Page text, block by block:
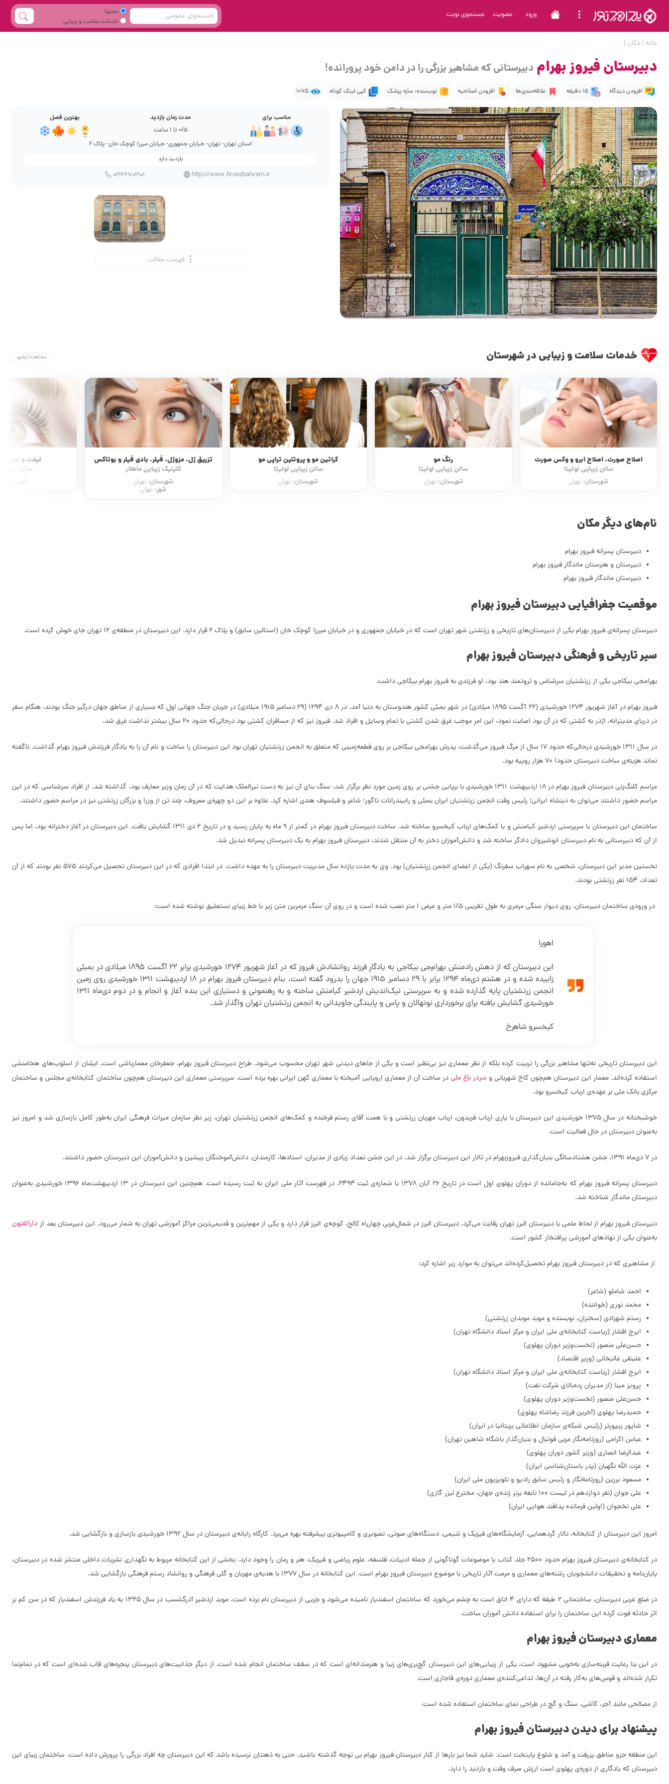
ورود عضویت جستجوی نوبت
محتوا
خدمات سلامت و زیبایی
خانه | مکان |
دبیرستان فیروز بهرام دبیرستانی که مشاهیر بزرگی را در دامن خود پرورانده!
افزودن دیدگاه 15 دقیقه علاقه‌مندی‌ها افزودن اصلاحیه نویسنده: ساره پزشک کپی لینک کوتاه 1075
مناسب برای مدت زمان بازدید
0/5 تا 1 ساعت
بهترین فصل
استان تهران- تهران- خیابان جمهوری- خیابان میرزا کوچک خان- پلاک 2
بازدید دارد
http://www.firoozbahram.ir
02166702101
فهرست مطالب
خدمات سلامت و زیبایی در شهرستان مشاهده آرشیو
رنگ مو
سالن زیبایی لولیتا
شهرستان: تهران
کراتین مو و پروتئین تراپی مو
سالن زیبایی لولیتا
شهرستان: تهران
تزریق ژل، مزوژل، فیلر، بادی فیلر و بوتاکس
کلینیک زیبایی ماهلار
شهرستان: تهران
لیفت و لمینت مژه و ابرو
سالن زیبایی لولیتا
شهرستان: تهران
کلینیک
نام‌های دیگر مکان
دبیرستان پسرانه فیروز بهرام
دبیرستان و هنرستان ماندگار فیروز بهرام
دبیرستان ماندگار فیروز بهرام
موقعیت جغرافیایی دبیرستان فیروز بهرام
دبیرستان پسرانه‌ی فیروز بهرام یکی از دبیرستان‌های تاریخی و زرتشتی شهر تهران است که در خیابان جمهوری و در خیابان میرزا کوچک خان (استالین سابق) و پلاک 2 قرار دارد. این دبیرستان در منطقه‌ی 12 تهران جای خوش کرده است.
سیر تاریخی و فرهنگی دبیرستان فیروز بهرام
بهرامجی بیکاجی یکی از زرتشتیان سرشناس و ثروتمند هند بود، او فرزندی به فیروز بهرام بیکاجی داشت.
فیروز بهرام در آغاز شهریور 1274 خورشیدی (22 آگست 1895 میلادی) در شهر بمبئی کشور هندوستان به دنیا آمد. در 8 دی 1294 (29 دسامبر 1915 میلادی) در جریان جنگ جهانی اول که بسیاری از مناطق جهان درگیر جنگ بودند، هنگام سفر
در دریای مدیترانه، اژدر به کشتی که در آن بود اصابت نمود، این امر موجب غرق شدن کشتی با تمام وسایل و افراد شد. فیروز نیز که از مسافران کشتی بود درحالی‌که حدود 20 سال بیشتر نداشت غرق شد.
در سال 1311 خورشیدی درحالی‌که حدود 17 سال از مرگ فیروز می‌گذشت، پدرش بهرامجی بیکاجی بر روی قطعه‌زمینی که متعلق به انجمن زرتشتیان تهران بود این دبیرستان را ساخت و نام آن را به یادگار فرزندش فیروز بهرام گذاشت. ناگفته
نماند هزینه‌ی ساخت دبیرستان حدودا 70 هزار روپیه بود.
مراسم کلنگ‌زنی دبیرستان فیروز بهرام در 18 اردیبهشت 1311 خورشیدی با برپایی جشنی بر روی زمین مورد نظر برگزار شد. سنگ بنای آن نیز به دست نیرالملک هدایت که در آن زمان وزیر معارف بود، گذاشته شد. از افراد سرشناسی که در این
مراسم حضور داشتند می‌توان به دینشاه ایرانی؛ رئیس وقت انجمن زرتشتیان ایران بمبئی و رابیندرانات تاگور؛ شاعر و فیلسوف هندی اشاره کرد. علاوه بر این دو چهره‌ی معروف، چند تن از وزرا و بزرگان زرتشتی نیز در مراسم حضور داشتند.
ساختمان این دبیرستان با سرپرستی اردشیر کیامنش و با کمک‌های ارباب کیخسرو ساخته شد. ساخت دبیرستان فیروز بهرام در کمتر از 9 ماه به پایان رسید و در تاریخ 2 دی 1311 گشایش یافت. این دبیرستان در آغاز دخترانه بود، اما پس
از آن که دبیرستانی به نام دبیرستان انوشیروان دادگر ساخته شد و دانش‌آموزان دختر به آن منتقل شدند، دبیرستان فیروز بهرام به یک دبیرستان پسرانه تبدیل شد.
نخستین مدیر این دبیرستان، شخصی به نام سهراب سفرنگ (یکی از اعضای انجمن زرتشتیان) بود. وی به مدت یازده سال مدیریت دبیرستان را به عهده داشت. در ابتدا افرادی که در این دبیرستان تحصیل می‌کردند 575 نفر بودند که از آن
تعداد، 154 نفر زرتشتی بودند.
در ورودی ساختمان دبیرستان، روی دیوار سنگی مرمری به طول تقریبی 1/5 متر و عرض 1 متر نصب شده است و در روی آن سنگ مرمرین متن زیر با خط زیبای نستعلیق نوشته شده است:
اهورا
این دبیرستان که از دهش رادمنش بهرام‌جی بیکاجی به یادگارِ فرزند روانشادش فیروز که در آغاز شهریور 1274 خورشیدی برابر 22 آگست 1895 میلادی در بمبئی
زاییده شده و در هشتم دی‌ماه 1294 برابر با 29 دسامبر 1915 جهان را بدرود گفته است، بنام دبیرستان فیروز بهرام در 18 اردیبهشت 1311 خورشیدی روی زمین
انجمن زرتشتیان پایه گذارده شده و به سرپرستی نیک‌اندیش اردشیر کیامنش ساخته و به رهنمونی و دستیاری این بنده آغاز و انجام و در دوم دی‌ماه 1311
خورشیدی گشایش یافته‌ برای برخورداری نونهالان و پاس و پایندگی جاویدانی به انجمن زرتشتیان تهران واگذار شد.
کیخسرو شاهرخ
این دبیرستان تاریخی نه‌تنها مشاهیر بزرگی را تربیت کرده بلکه از نظر معماری نیز بی‌نظیر است و یکی از جاهای دیدنی شهر تهران محسوب می‌شود. طراح دبیرستان فیروز بهرام، جعفرخان معمارباشی است. ایشان از اسلوب‌های هخامنشی
استفاده کرده‌اند. معمار این دبیرستان هم‌چون کاخ شهربانی و سردر باغ ملیدر ساخت آن از معماری اروپایی آمیخته با معماری کهن ایرانی بهره برده است. سرپرستی معماری این دبیرستان هم‌چون ساختمان کتابخانه‌ی مجلس و ساختمان
مرکزی بانک ملی بر عهده‌ی ارباب کیخسرو بود.
خوشبختانه در سال 1375 خورشیدی این دبیرستان با یاری ارباب فریدون، ارباب مهربان زرتشتی و با همت آقای رستم فرخنده و کمک‌های انجمن زرتشتیان تهران، زیر نظر سازمان میراث فرهنگی ایران به‌طور کامل بازسازی شد و امروز نیز
به‌عنوان دبیرستان در حال فعالیت است.
در 7 دی‌ماه 1391، جشن هشتادسالگی بنیان‌گذاری فیروزبهرام در تالار این دبیرستان برگزار شد. در این جشن تعداد زیادی از مدیران، استادها، کارمندان، دانش‌آموختگان پیشین و دانش‌آموزان این دبیرستان حضور داشتند.
دبیرستان پسرانه فیروز بهرام که به‌جامانده از دوران پهلوی اول است در تاریخ 26 آبان 1378 با شماره‌ی ثبت 2494، در فهرست آثار ملی ایران به ثبت رسیده است. هم‌چنین این دبیرستان در 13 اردیبهشت‌ماه 1396 خورشیدی به‌عنوان
دبیرستان ماندگار شناخته شد.
دبیرستان فیروز بهرام از لحاظ علمی با دبیرستان البرز تهران رقابت می‌کرد. دبیرستان البرز در شمال‌غربی چهارراه کالج، کوچه‌ی البرز قرار دارد و یکی از مهم‌ترین و قدیمی‌ترین مراکز آموزشی تهران به شمار می‌رود. این دبیرستان بعد از دارالفنون
به‌عنوان یکی از نهادهای آموزشی پرافتخار کشور است.
از مشاهیری که در دبیرستان فیروز بهرام تحصیل‌کرده‌اند می‌توان به موارد زیر اشاره کرد:
احمد شاملو (شاعر)
محمد نوری (خواننده)
رستم شهزادی (سخنران، نویسنده و موبد موبدان زرتشتی)
ایرج افشار (ریاست کتابخانه‌ی ملی ایران و مرکز اسناد دانشگاه تهران)
حسن‌علی منصور (نخست‌وزیر دوران پهلوی)
علینقی عالیخانی (وزیر اقتصاد)
ایرج افشار (ریاست کتابخانه‌ی ملی ایران و مرکز اسناد دانشگاه تهران)
پرویز مینا (از مدیران رده‌بالای شرکت نفت)
حسن‌علی منصور (نخست‌وزیر دوران پهلوی)
حمیدرضا پهلوی (آخرین فرزند رضاشاه پهلوی)
شاپور ریپورتر (رئیس شبکه‌ی سازمان اطلاعاتی بریتانیا در ایران)
عباس اکرامی (روزنامه‌نگار مربی فوتبال و بنیان‌گذار باشگاه شاهین تهران)
عبدالرضا انصاری (وزیر کشور دوران پهلوی)
عزت الله نگهبان (پدر باستان‌شناسی ایران)
مسعود برزین (روزنامه‌نگار و رئیس سابق رادیو و تلویزیون ملی ایران)
علی جوان (نفر دوازدهم در لیست 100 نابغه برتر زنده‌ی جهان، مخترع لیزر گازی)
علی نخجوان (اولین فرمانده پدافند هوایی ایران)
امروز این دبیرستان از کتابخانه، تالار گردهمایی، آزمایشگاه‌های فیزیک و شیمی، دستگاه‌های صوتی، تصویری و کامپیوتری پیشرفته بهره می‌برد. کارگاه رایانه‌ی دبیرستان در سال 1392 خورشیدی بازسازی و بازگشایی شد.
در کتابخانه‌ی دبیرستان فیروز بهرام حدود 2500 جلد کتاب با موضوعات گوناگونی از جمله ادبیات، فلسفه، علوم ریاضی و فیزیک، هنر و رمان را وجود دارد. بخشی از این کتابخانه مربوط به نگهداری نشریات داخلی منتشر شده در دبیرستان،
پایان‌نامه و تحقیقات دانشجویان رشته‌های معماری و مرمت آثار تاریخی با موضوع دبیرستان فیروز بهرام است. این کتابخانه در سال 1377 با هدیه‌ی مهربان و گلی فرهنگی و روانشاد رستم فرهنگی بازگشایی شد.
در ضلع غربی دبیرستان، ساختمانی 2 طبقه که دارای 4 اتاق است به چشم می‌خورد که ساختمان اسفندیار نامیده می‌شود و جزیی از دبیرستان نام برده است. موبد اردشیر آذرگشسب در سال 1325 به یاد فرزندش اسفندیار که در سن کم بر
اثر حادثه فوت کرده این ساختمان را برای استفاده دانش آموزان ساخت.
معماری دبیرستان فیروز بهرام
در این بنا رعایت قرینه‌سازی به‌خوبی مشهود است. یکی از زیبایی‌های این دبیرستان گچ‌بری‌های زیبا و هنرمندانه‌ای است که در سقف ساختمان انجام شده است. از دیگر جذابیت‌های دبیرستان پنجره‌های قاب شده‌ای است که در تمام‌نما
تکرار شده‌اند و قوس‌های به‌کار رفته در آن‌ها، تداعی‌کننده‌ی معماری دوره‌ی قاجاری است.
از مصالحی مانند آجر، کاشی، سنگ و گچ در طراحی نمای ساختمان استفاده شده ‌است.
پیشنهاد برای دیدن دبیرستان فیروز بهرام
این منطقه جزو مناطق پررفت و آمد و شلوغ پایتخت است. شاید شما نیز بارها از کنار دبیرستان فیروز بهرام بی توجه گذشته باشید. حتی به ذهنتان نرسیده باشد که این دبیرستان چه افراد بزرگی را پرورش داده است. ساختمان زیبای این
دبیرستان که یادگاری از دوره‌ی پهلوی است ارزش صرف وقت و بازدید را دارد.